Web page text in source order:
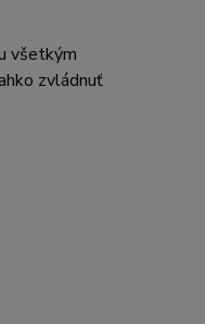
všetkým
zvládnuť